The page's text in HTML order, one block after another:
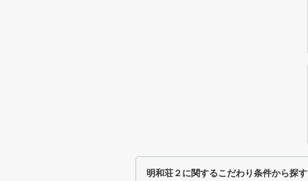
明和荘２に関するこだわり条件から探す